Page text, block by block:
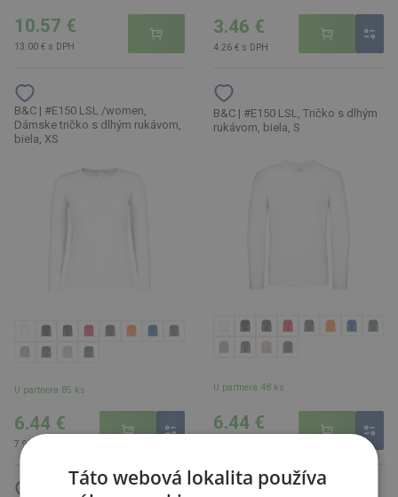
10.57 €
13.00 € s DPH
3.46 €
4.26 € s DPH
B&C | #E150 LSL /women,
Dámske tričko s dlhým rukávom,
biela, XS
U partnera 85 ks
6.44 €
7.92 € s DPH
B&C | #E150 LSL, Tričko s dlhým
rukávom, biela, S
U partnera 48 ks
6.44 €
Táto webová lokalita používa